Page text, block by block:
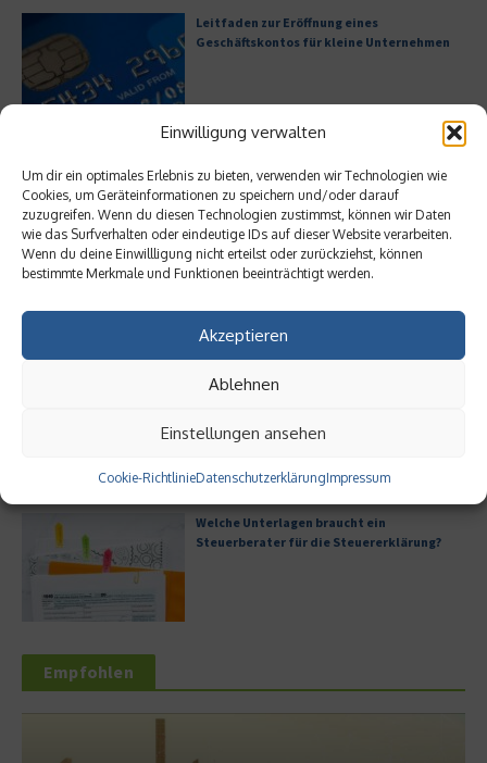
Einwilligung verwalten
Um dir ein optimales Erlebnis zu bieten, verwenden wir Technologien wie
Cookies, um Geräteinformationen zu speichern und/oder darauf
zuzugreifen. Wenn du diesen Technologien zustimmst, können wir Daten
wie das Surfverhalten oder eindeutige IDs auf dieser Website verarbeiten.
Wenn du deine Einwillligung nicht erteilst oder zurückziehst, können
bestimmte Merkmale und Funktionen beeinträchtigt werden.
Akzeptieren
Ablehnen
Einstellungen ansehen
Cookie-RichtlinieDatenschutzerklärungImpressum
Leitfaden zur Eröffnung eines
Geschäftskontos für kleine Unternehmen
Hilton Worldwide: Eine Ikone der globalen
Hotellerie im Wandel der Zeit
Digitalisierung als Wettbewerbsvorteil
Welche Unterlagen braucht ein
Steuerberater für die Steuererklärung?
Empfohlen